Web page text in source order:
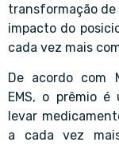
transformação de
impacto do
cada vez mais
De acordo com
EMS, o prêmio
levar
a cada vez